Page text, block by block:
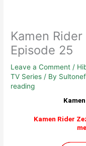
Kamen
Episode 25
Leave a Comment /
TV Series / By
reading
Kamen Rider